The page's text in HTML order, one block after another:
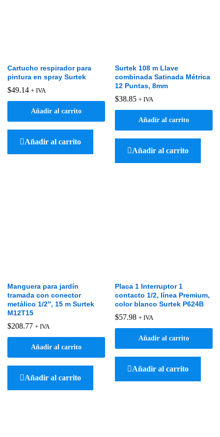
Cartucho respirador para
pintura en spray Surtek
$49.14 + IVA
Añadir al carrito
Añadir al carrito
Surtek 108 m Llave
combinada Satinada Métrica
12 Puntas, 8mm
$38.85 + IVA
Añadir al carrito
Añadir al carrito
Manguera para jardín
tramada con conector
metálico 1/2″, 15 m Surtek
M12T15
$208.77 + IVA
Añadir al carrito
Añadir al carrito
Placa 1 Interruptor 1
contacto 1/2, línea Premium,
color blanco Surtek P624B
$57.98 + IVA
Añadir al carrito
Añadir al carrito